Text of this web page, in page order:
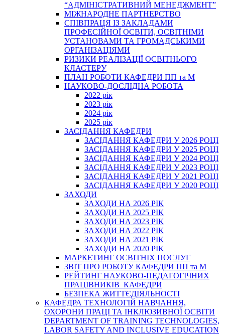
“АДМІНІСТРАТИВНИЙ МЕНЕДЖМЕНТ”
МІЖНАРОДНЕ ПАРТНЕРСТВО
СПІВПРАЦЯ ІЗ ЗАКЛАДАМИ
ПРОФЕСІЙНОЇ ОСВІТИ, ОСВІТНІМИ
УСТАНОВАМИ ТА ГРОМАДСЬКИМИ
ОРГАНІЗАЦІЯМИ
РИЗИКИ РЕАЛІЗАЦІЇ ОСВІТНЬОГО
КЛАСТЕРУ
ПЛАН РОБОТИ КАФЕДРИ ПП та М
НАУКОВО-ДОСЛІДНА РОБОТА
2022 рік
2023 рік
2024 рік
2025 рік
ЗАСІДАННЯ КАФЕДРИ
ЗАСІДАННЯ КАФЕДРИ У 2026 РОЦІ
ЗАСІДАННЯ КАФЕДРИ У 2025 РОЦІ
ЗАСІДАННЯ КАФЕДРИ У 2024 РОЦІ
ЗАСІДАННЯ КАФЕДРИ У 2023 РОЦІ
ЗАСІДАННЯ КАФЕДРИ У 2021 РОЦІ
ЗАСІДАННЯ КАФЕДРИ У 2020 РОЦІ
ЗАХОДИ
ЗАХОДИ НА 2026 РІК
ЗАХОДИ НА 2025 РІК
ЗАХОДИ НА 2023 РІК
ЗАХОДИ НА 2022 РІК
ЗАХОДИ НА 2021 РІК
ЗАХОДИ НА 2020 РІК
МАРКЕТИНГ ОСВІТНІХ ПОСЛУГ
3BIT ПРО РОБОТУ КАФЕДРИ ПП та М
РЕЙТИНГ НАУКОВО-ПЕДАГОГІЧНИХ
ПРАЦІВНИКІВ КАФЕДРИ
БЕЗПЕКА ЖИТТЄДІЯЛЬНОСТІ
КАФЕДРА ТЕХНОЛОГІЙ НАВЧАННЯ,
ОХОРОНИ ПРАЦІ ТА ІНКЛЮЗИВНОЇ ОСВІТИ
DEPARTMENT OF TRAINING TECHNOLOGIES,
LABOR SAFETY AND INCLUSIVE EDUCATION